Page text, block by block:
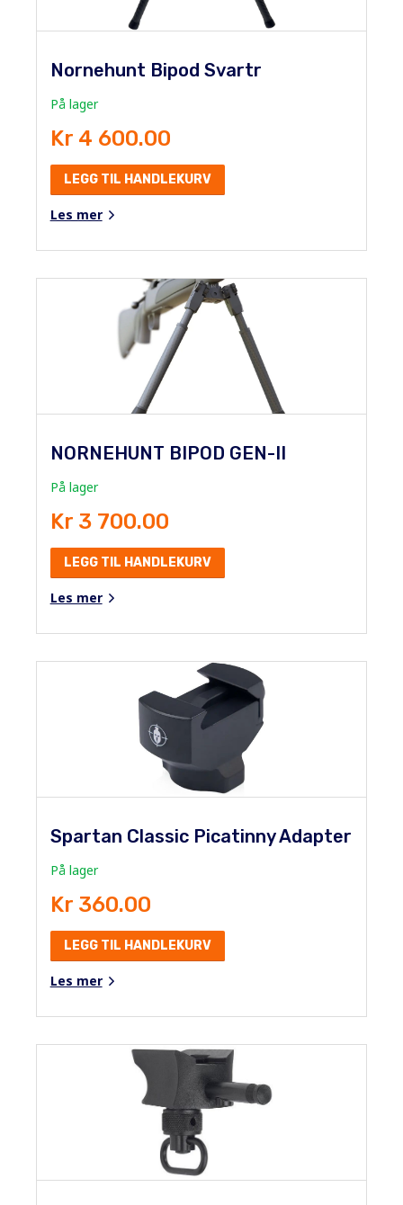
Nornehunt Bipod Svartr
På lager
Kr 4 600.00
LEGG TIL HANDLEKURV
Les mer
NORNEHUNT BIPOD GEN-II
På lager
Kr 3 700.00
LEGG TIL HANDLEKURV
Les mer
Spartan Classic Picatinny Adapter
På lager
Kr 360.00
LEGG TIL HANDLEKURV
Les mer